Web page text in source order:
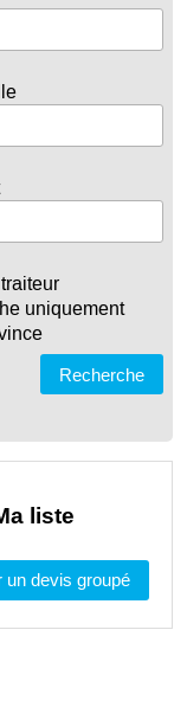
uniquement
Recherche
liste
un devis groupé